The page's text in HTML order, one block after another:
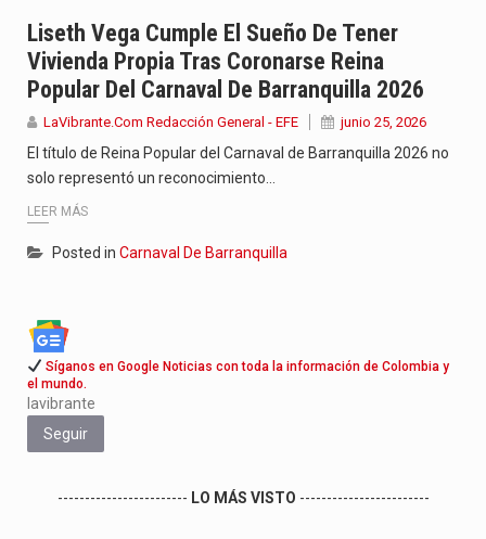
Las autoridades sanitarias de Francia y España mantienen bajo vigilancia…
Liseth Vega Cumple El Sueño De Tener
Vivienda Propia Tras Coronarse Reina
Popular Del Carnaval De Barranquilla 2026
LaVibrante.Com Redacción General - EFE junio 25, 2026
El título de Reina Popular del Carnaval de Barranquilla 2026 no
solo representó un reconocimiento…
LEER MÁS
Posted in Carnaval De Barranquilla
Síganos en Google Noticias con toda la información de Colombia y
el mundo.
lavibrante
Seguir
------------------------ LO MÁS VISTO ------------------------